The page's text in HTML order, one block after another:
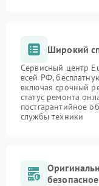
Широкий
Сервисный центр
всей РФ,
включая срочный
статус ремонта
постгарантийное
службы техники